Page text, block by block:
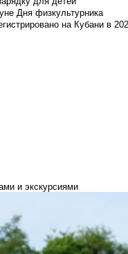
Дня физкультурника
на Кубани в
и экскурсиями